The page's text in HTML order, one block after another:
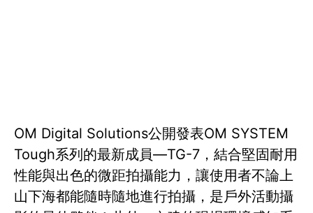
OM Digital Solutions公開發表OM SYSTEM
Tough系列的最新成員—TG-7，結合堅固耐用
性能與出色的微距拍攝能力，讓使用者不論上
山下海都能隨時隨地進行拍攝，是戶外活動攝